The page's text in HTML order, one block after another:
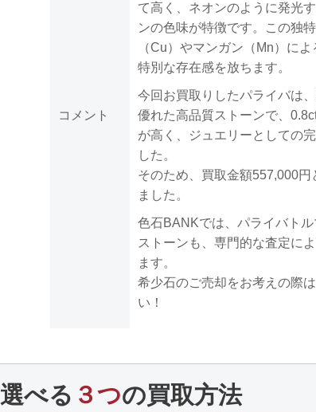
コメント
て高く、ネオンのように発光
ンの色味が特徴です。この独
（Cu）やマンガン（Mn）に
特別な存在感を放ちます。
今回お買取りしたパライバは
優れた高品質ストーンで、
が高く、ジュエリーとしての
した。
そのため、買取金額557,000円
ました。
色石BANKでは、パライバト
ストーンも、専門的な査定に
ます。
希少石のご売却をお考えの際
い！
選べる ３つの買取方法